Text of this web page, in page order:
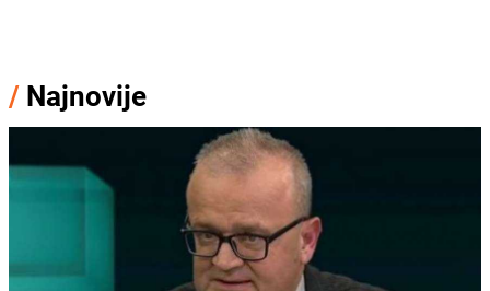
/ Najnovije